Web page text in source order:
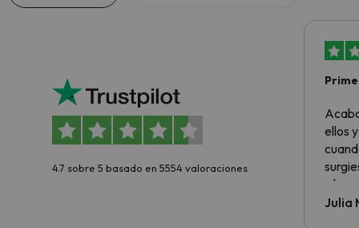
4.7 sobre 5 basado en 5554 valoraciones
ellos
todo
Julia